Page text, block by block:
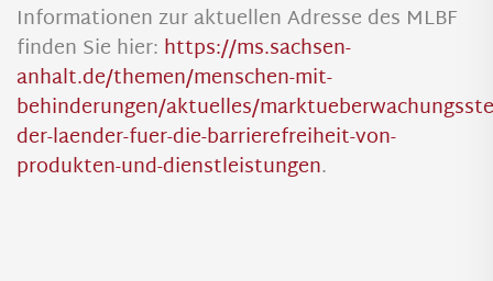
Informationen zur aktuellen Adresse des MLBF
finden Sie hier: https://ms.sachsen-
anhalt.de/themen/menschen-mit-
behinderungen/aktuelles/
der-laender-fuer-die-barrierefreiheit-von-
produkten-und-dienstleistungen.